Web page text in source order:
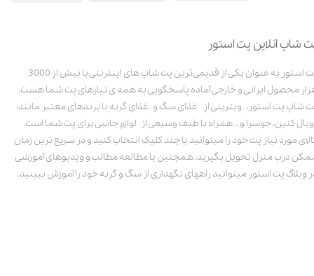
شاپ آنلاین پت استور
پت استور به عنوان یکی از قدیمی‌ترین پت شاپ های اینترنتی با بیش از 3000
محصول ایرانی و خارجی آماده پاسخگویی به همه ی نیازهای پت شما هست.
شاپ پت استور، ویترینی از غذای سگ و غذای گربه با برندهای معتبر مانند:
کنین، جوسرا و .. همراه با طیف وسیعی از لوازم جانبی برای پت شما است.
مورد نیاز پت خود را میتوانید با چند کلیک انتخاب کنید و در سریع ترین زمان
درب منزل تحویل بگیرید. همچنین با مطالعه مطالب و ویدیوهای آموزشی
وبلاگ پت استور میتوانید راههای نگهداری از سگ و گربه خود را آموزش ببینید.